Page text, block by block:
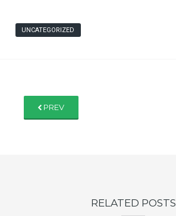
UNCATEGORIZED
PREV
RELATED POSTS